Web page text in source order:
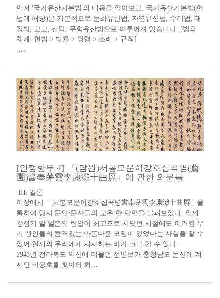
먼저 '국가유산기본법'의 내용을 알아보고, 국가유산기본법(헌
법에 해당)은 기본적으로 문화유산법, 자연유산법, 수리법, 매
장법, 고고, 신탁, 무형유산법으로 이루어져 있습니다. [법의
체계: 헌법 > 법률 > 명령 > 조례 > 규칙]
…
[인정향투 4] 「(담원)서봉모운이강호십곡병(薝
園)書奉茅雲李康灝十曲屛」에 관한 의문들
III. 결론
이상에서 「서봉모운이강호십곡병書奉茅雲李康灝十曲屛」을
통하여 당시 문인⋅문사들의 교유 한 단면을 살펴보았다. 일제
강점기 말 일본의 탄압이 최고조로 치닷던 시절에도 이러한 우
리 선인들의 품격있는 아름다운 모임이 있었다는 사실을 알 수
있어 현재의 우리에게 시사하는 바가 크다 할 수 있다.
1943년 전라북도 익산에 머물던 정인보가 충청남도 논산에 계
시던 이강호를 찾아와 회…